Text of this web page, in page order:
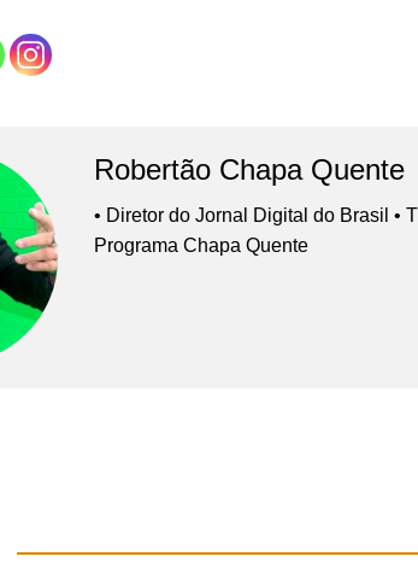
Robertão Chapa Quente
• Diretor do Jornal Digital do Brasil •
Programa Chapa Quente